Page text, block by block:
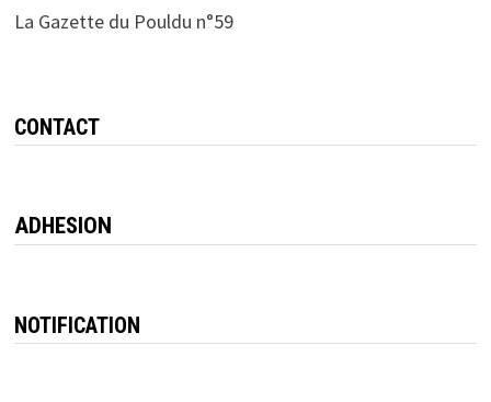
La Gazette du Pouldu n°59
CONTACT
ADHESION
NOTIFICATION